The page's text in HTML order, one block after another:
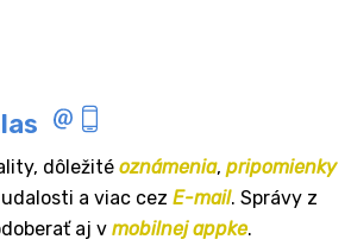
dôležité oznámenia, pripomienky
a viac cez E-mail. Správy z
aj v mobilnej appke.